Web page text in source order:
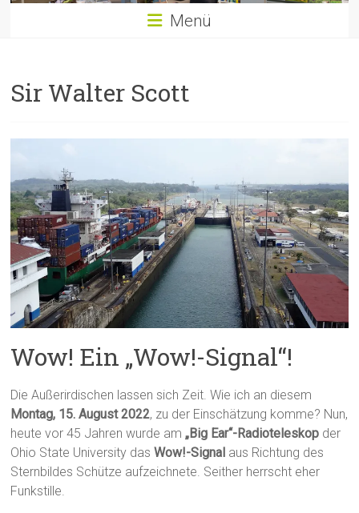
Menü
Sir Walter Scott
Wow! Ein „Wow!-Signal“!
Die Außerirdischen lassen sich Zeit. Wie ich an diesem
Montag, 15. August 2022, zu der Einschätzung komme? Nun,
heute vor 45 Jahren wurde am„Big Ear“-Radioteleskop der
Ohio State University dasWow!-Signal aus Richtung des
Sternbildes Schütze aufzeichnete. Seither herrscht eher
Funkstille.